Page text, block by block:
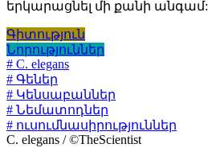
երկարացնել մի քանի անգամ:
Գիտություն
Նորություններ
# C. elegans
# Գեներ
# Կենսաբաններ
# Նեմատոդներ
# ուսումնասիրություններ
C. elegans / ©TheScientist